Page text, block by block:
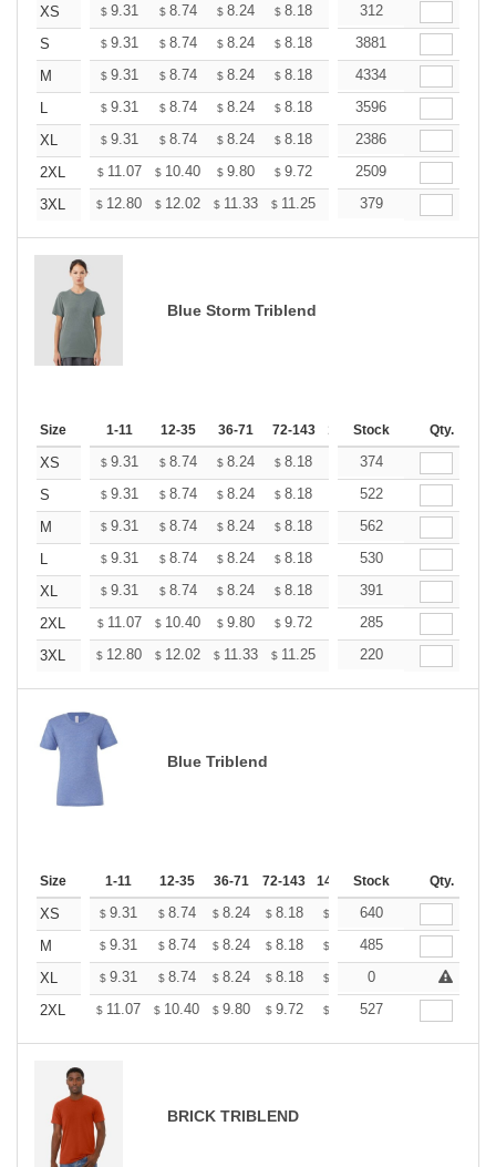
XS $ 9.31 $ 8.74 $ 8.24 $ 8.18 7.80
312
S
$ 9.31 $ 8.74 $ 8.24 $ 8.18 7.80
3881
M
$ 9.31 $ 8.74 $ 8.24 $ 8.18 7.80
4334
L
$ 9.31 $ 8.74 $ 8.24 $ 8.18 7.80
3596
XL
$ 9.31 $ 8.74 $ 8.24 $ 8.18 7.80
2386
2XL
$ 11.07 $ 10.40 $ 9.80 $ 9.72 9.28
2509
3XL
$ 12.80 $ 12.02 $ 11.33 $ 11.25 10.73
379
Blue Storm Triblend
Size 1-11 12-35 36-71 72-143 144-287 288 + More
Stock Qty.
XS $ 9.31 $ 8.74 $ 8.24 $ 8.18 7.80
374
S
$ 9.31 $ 8.74 $ 8.24 $ 8.18 7.80
522
M
$ 9.31 $ 8.74 $ 8.24 $ 8.18 7.80
562
L
$ 9.31 $ 8.74 $ 8.24 $ 8.18 7.80
530
XL
$ 9.31 $ 8.74 $ 8.24 $ 8.18 7.80
391
2XL
$ 11.07 $ 10.40 $ 9.80 $ 9.72 9.28
285
3XL
$ 12.80 $ 12.02 $ 11.33 $ 11.25 10.73
220
Blue Triblend
Size 1-11 12-35 36-71 72-143 144-287 288 + More
Stock Qty.
XS $ 9.31 $ 8.74 $ 8.24 $ 8.18 $ 7.80 $
640
M
$ 9.31 $ 8.74 $ 8.24 $ 8.18 $ 7.80 $
485
XL
$ 9.31 $ 8.74 $ 8.24 $ 8.18 $ +
0
2XL
$ 11.07 $ 10.40 $ 9.80 $ 9.72 $ 9.28 $
527
BRICK TRIBLEND